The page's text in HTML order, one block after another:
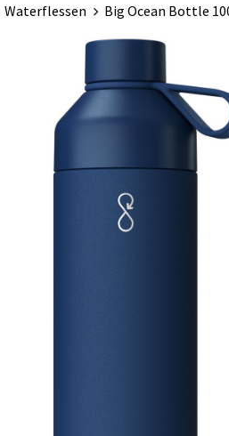
Waterflessen Big Ocean Bottle